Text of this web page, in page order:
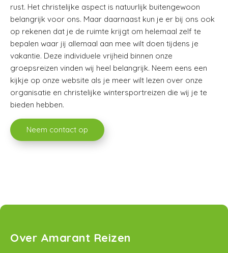
rust. Het christelijke aspect is natuurlijk buitengewoon
belangrijk voor ons. Maar daarnaast kun je er bij ons ook
op rekenen dat je de ruimte krijgt om helemaal zelf te
bepalen waar jij allemaal aan mee wilt doen tijdens je
vakantie. Deze individuele vrijheid binnen onze
groepsreizen vinden wij heel belangrijk. Neem eens een
kijkje op onze website als je meer wilt lezen over onze
organisatie en christelijke wintersportreizen die wij je te
bieden hebben.
Neem contact op
Over Amarant Reizen